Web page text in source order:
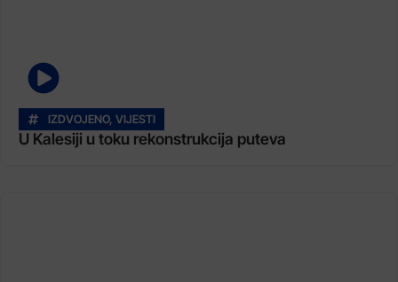
IZDVOJENO, VIJESTI
U Kalesiji u toku rekonstrukcija puteva